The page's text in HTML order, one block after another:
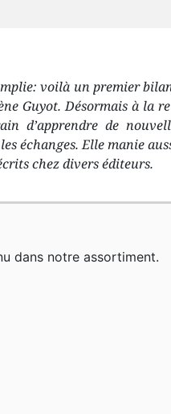
voilà un premier
Guyot. Désormais à la
d’apprendre de
les échanges. Elle manie
chez divers éditeurs.
dans notre assortiment.